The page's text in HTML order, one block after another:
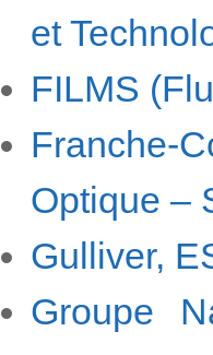
et
FILMS
Franche-
Optique –
Gulliver,
Groupe